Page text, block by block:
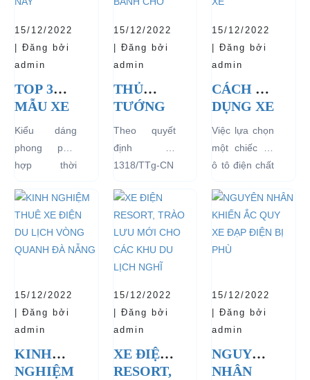
15/12/2022
| Đăng bởi
admin
TOP 3
MẪU XE
Ô TÔ
ĐIỆN
THỊNH
HÀNH
VÀ BÁN
CHẠY
NHẤT
HIỆN
Kiểu dáng
phong phú,
hợp thời
dàng sử dụng
mà thân thiện
với môi
trường, đặc
những ưu...
15/12/2022
| Đăng bởi
admin
THỦ
TƯỚNG
CHÍNH
PHỦ
ĐỒNG Ý
ĐIỂM XE
ĐIỆN 04
BÁNH
CHỞ
KHÁCH
TẠI CÁC
KHU
VỰC
HẠN
CHẾ
Theo quyết
định số
1318/TTg-CN
27/09/2018,
Thủ tướng
Chính phủ đã
đồng ý việc
thí điểm việc
chạy bằng
điện...
15/12/2022
| Đăng bởi
admin
CÁCH SỬ
DỤNG XE
Ô TÔ
ĐIỆN ĐỂ
TĂNG
TUỔI
THỌ
CHO XE
Việc lựa chọn
một chiếc xe
ô tô điện chất
ngay từ đầu
sẽ mang lại
hiệu quả sử
dụng lâu dài
15/12/2022
| Đăng bởi
admin
KINH
NGHIỆM
15/12/2022
| Đăng bởi
admin
XE ĐIỆN
RESORT,
15/12/2022
| Đăng bởi
admin
NGUYÊN
NHÂN